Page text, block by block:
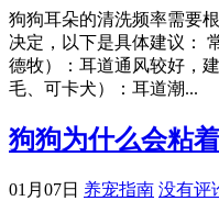
狗狗耳朵的清洗频率需要
决定，以下是具体建议：
德牧）：耳道通风较好，
毛、可卡犬）：耳道潮...
狗狗为什么会粘
01月07日 养宠指南 没有评